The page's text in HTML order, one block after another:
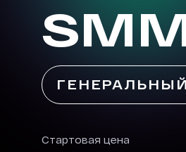
Стартовая цена